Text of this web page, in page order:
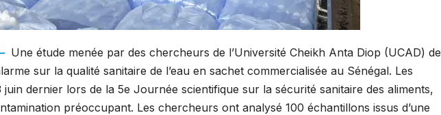
Une étude menée par des chercheurs de l’Université Cheikh Anta Diop (UCAD) de
sur la qualité sanitaire de l’eau en sachet commercialisée au Sénégal. Les
dernier lors de la 5e Journée scientifique sur la sécurité sanitaire des aliments,
préoccupant. Les chercheurs ont analysé 100 échantillons issus d’une